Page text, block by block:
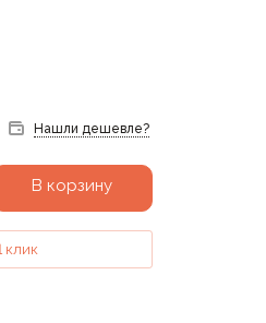
Нашли дешевле?
В корзину
клик